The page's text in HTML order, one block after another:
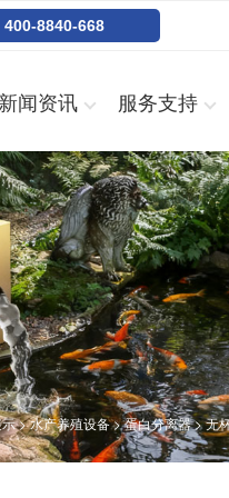
400-8840-668
新闻资讯 服务支持
>水产养殖设备>蛋白分离器>无